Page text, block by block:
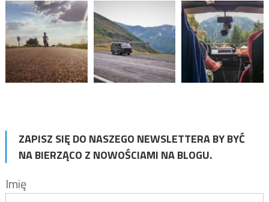
ZAPISZ SIĘ DO NASZEGO NEWSLETTERA BY BYĆ
NA BIERZĄCO Z NOWOŚCIAMI NA BLOGU.
Imię